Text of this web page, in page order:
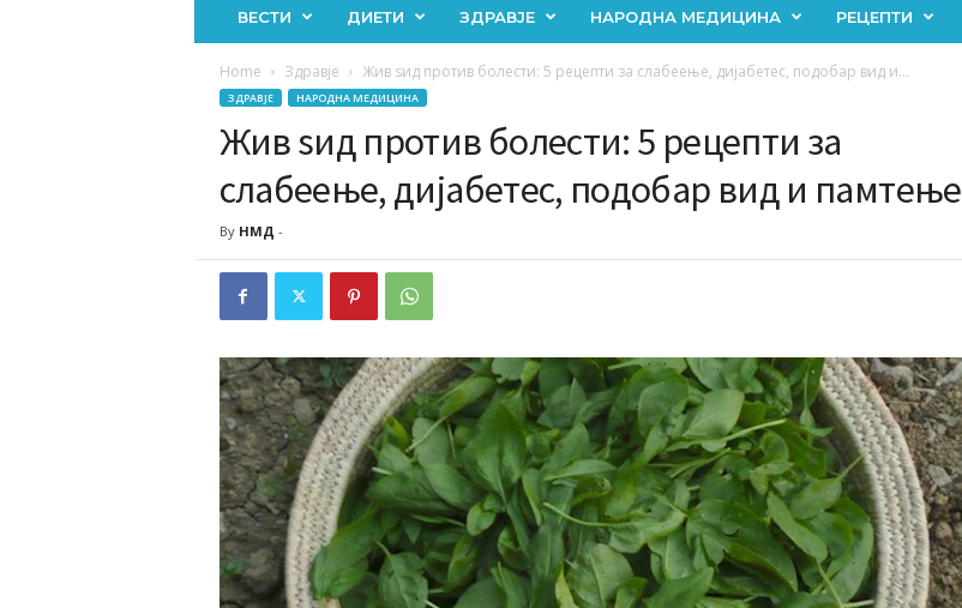
ВЕСТИ ДИЕТИ ЗДРАВЈЕ НАРОДНА МЕДИЦИНА РЕЦЕПТИ
Home Здравје Жив ѕид против болести: 5 рецепти за слабеење, дијабетес, подобар вид и...
ЗДРАВЈЕ НАРОДНА МЕДИЦИНА
Жив ѕид против болести: 5 рецепти за
слабеење, дијабетес, подобар вид и памтење
By НМД -